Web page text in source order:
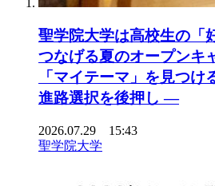
聖学院大学は高校生の「
つなげる夏のオープンキ
「マイテーマ」を見つ
進路選択を後押し ―
2026.07.29 15:43
聖学院大学